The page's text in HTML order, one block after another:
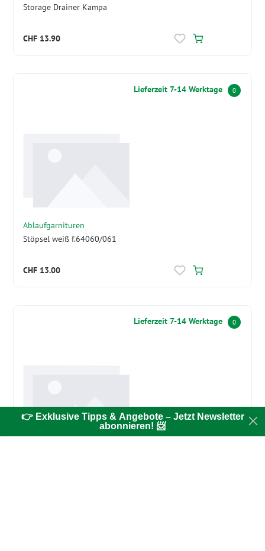
Storage Drainer Kampa
CHF 13.90
Lieferzeit 7-14 Werktage 0
Ablaufgarnituren
Stöpsel weiß f.64060/061
CHF 13.00
Lieferzeit 7-14 Werktage 0
👉 Exklusive Tipps & Angebote – Jetzt Newsletter
abonnieren! 📨